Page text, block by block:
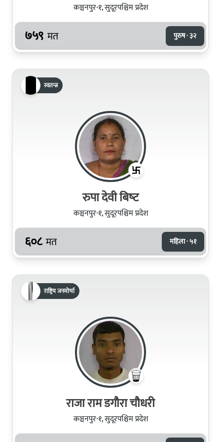
कञ्चनपुर-१, सुदूरपश्चिम प्रदेश
७५९ मत पुरुष · ३२
स्वतन्त्र
रुपा देवी बिष्‍ट
कञ्चनपुर-१, सुदूरपश्चिम प्रदेश
६०८ मत महिला · ५१
राष्ट्रिय जनमोर्चा
राजा राम डगौरा चौधरी
कञ्चनपुर-१, सुदूरपश्चिम प्रदेश